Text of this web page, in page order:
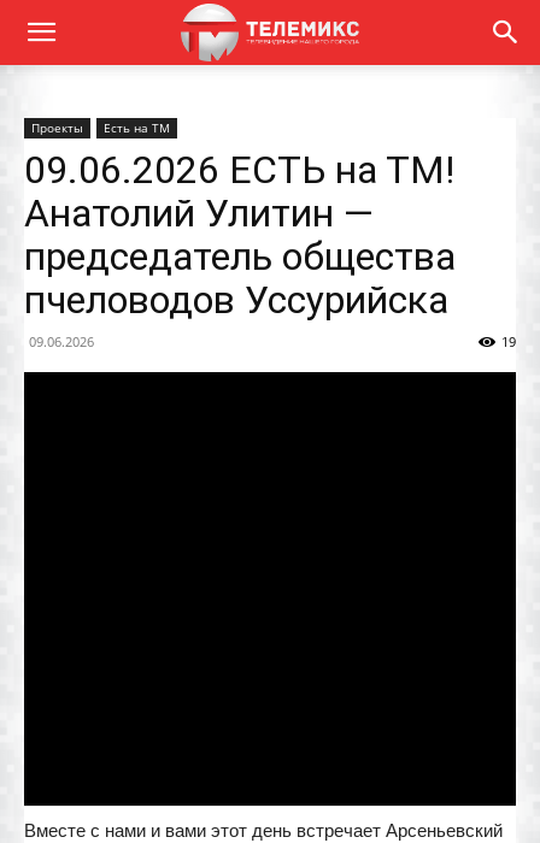
Проекты Есть на ТМ
09.06.2026 ЕСТЬ на ТМ!
Анатолий Улитин —
председатель общества
пчеловодов Уссурийска
09.06.2026 19
Вместе с нами и вами этот день встречает Арсеньевский